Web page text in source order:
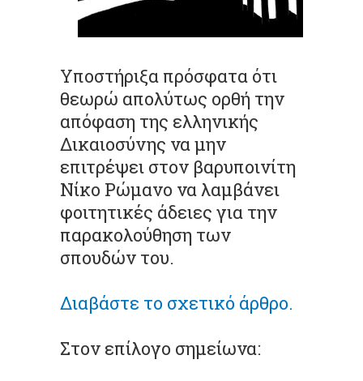
Υποστήριξα πρόσφατα ότι
θεωρώ απολύτως ορθή την
απόφαση της ελληνικής
Δικαιοσύνης να μην
επιτρέψει στον βαρυποινίτη
Νίκο Ρώμανο να λαμβάνει
φοιτητικές άδειες για την
παρακολούθηση των
σπουδών του.
Διαβάστε το σχετικό άρθρο.
Στον επίλογο σημείωνα: